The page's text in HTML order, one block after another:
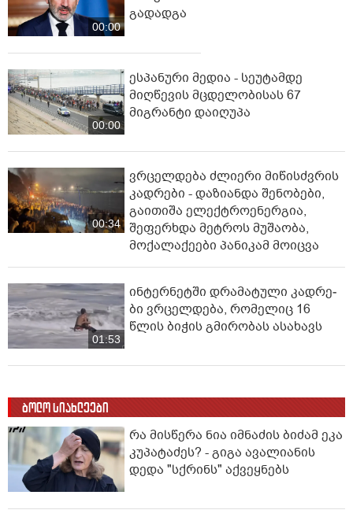
00:00
გადადგა
00:00
ესპანური მედია - სეუტამდე
მიღწევის მცდელობისას 67
მიგრანტი დაიღუპა
00:34
ვრცელდება ძლიერი მიწისძვრის
კადრები - დაზიანდა შენობები,
გაითიშა ელექტროენერგია,
შეფერხდა მეტროს მუშაობა,
მოქალაქეები პანიკამ მოიცვა
01:53
ინ­ტერ­ნეტ­ში დრა­მა­ტუ­ლი კად­რე­
ბი ვრცელდება, რომელიც 16
წლის ბიჭის გმირობას ასახავს
ბოლო სიახლეები
რა მისწერა ნია იმნაძის ბიძამ ეკა
კუპატაძეს? - გიგა ავალიანის
დედა "სქრინს" აქვეყნებს